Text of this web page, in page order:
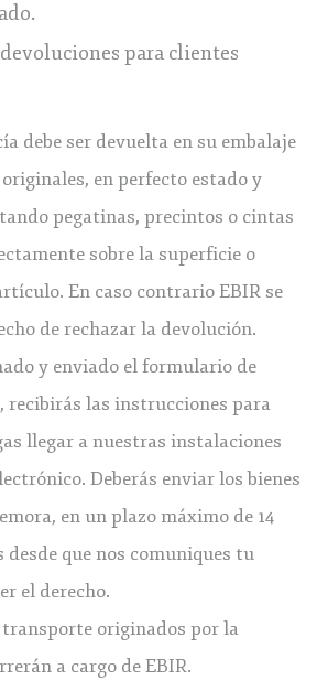
para clientes
debe ser devuelta en su embalaje
en perfecto estado y
pegatinas, precintos o cintas
sobre la superficie o
En caso contrario EBIR se
de rechazar la devolución.
y enviado el formulario de
recibirás las instrucciones para
llegar a nuestras instalaciones
Deberás enviar los bienes
en un plazo máximo de 14
que nos comuniques tu
el derecho.
transporte originados por la
a cargo de EBIR.